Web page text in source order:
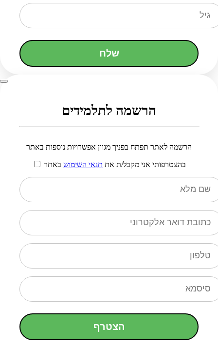
שלח
הרשמה לתלמידים
הרשמה לאתר תפתח בפניך מגוון אפשרויות נוספות באתר
בהצטרפותי אני מקבל/ת את תנאי השימוש באתר
הצטרף